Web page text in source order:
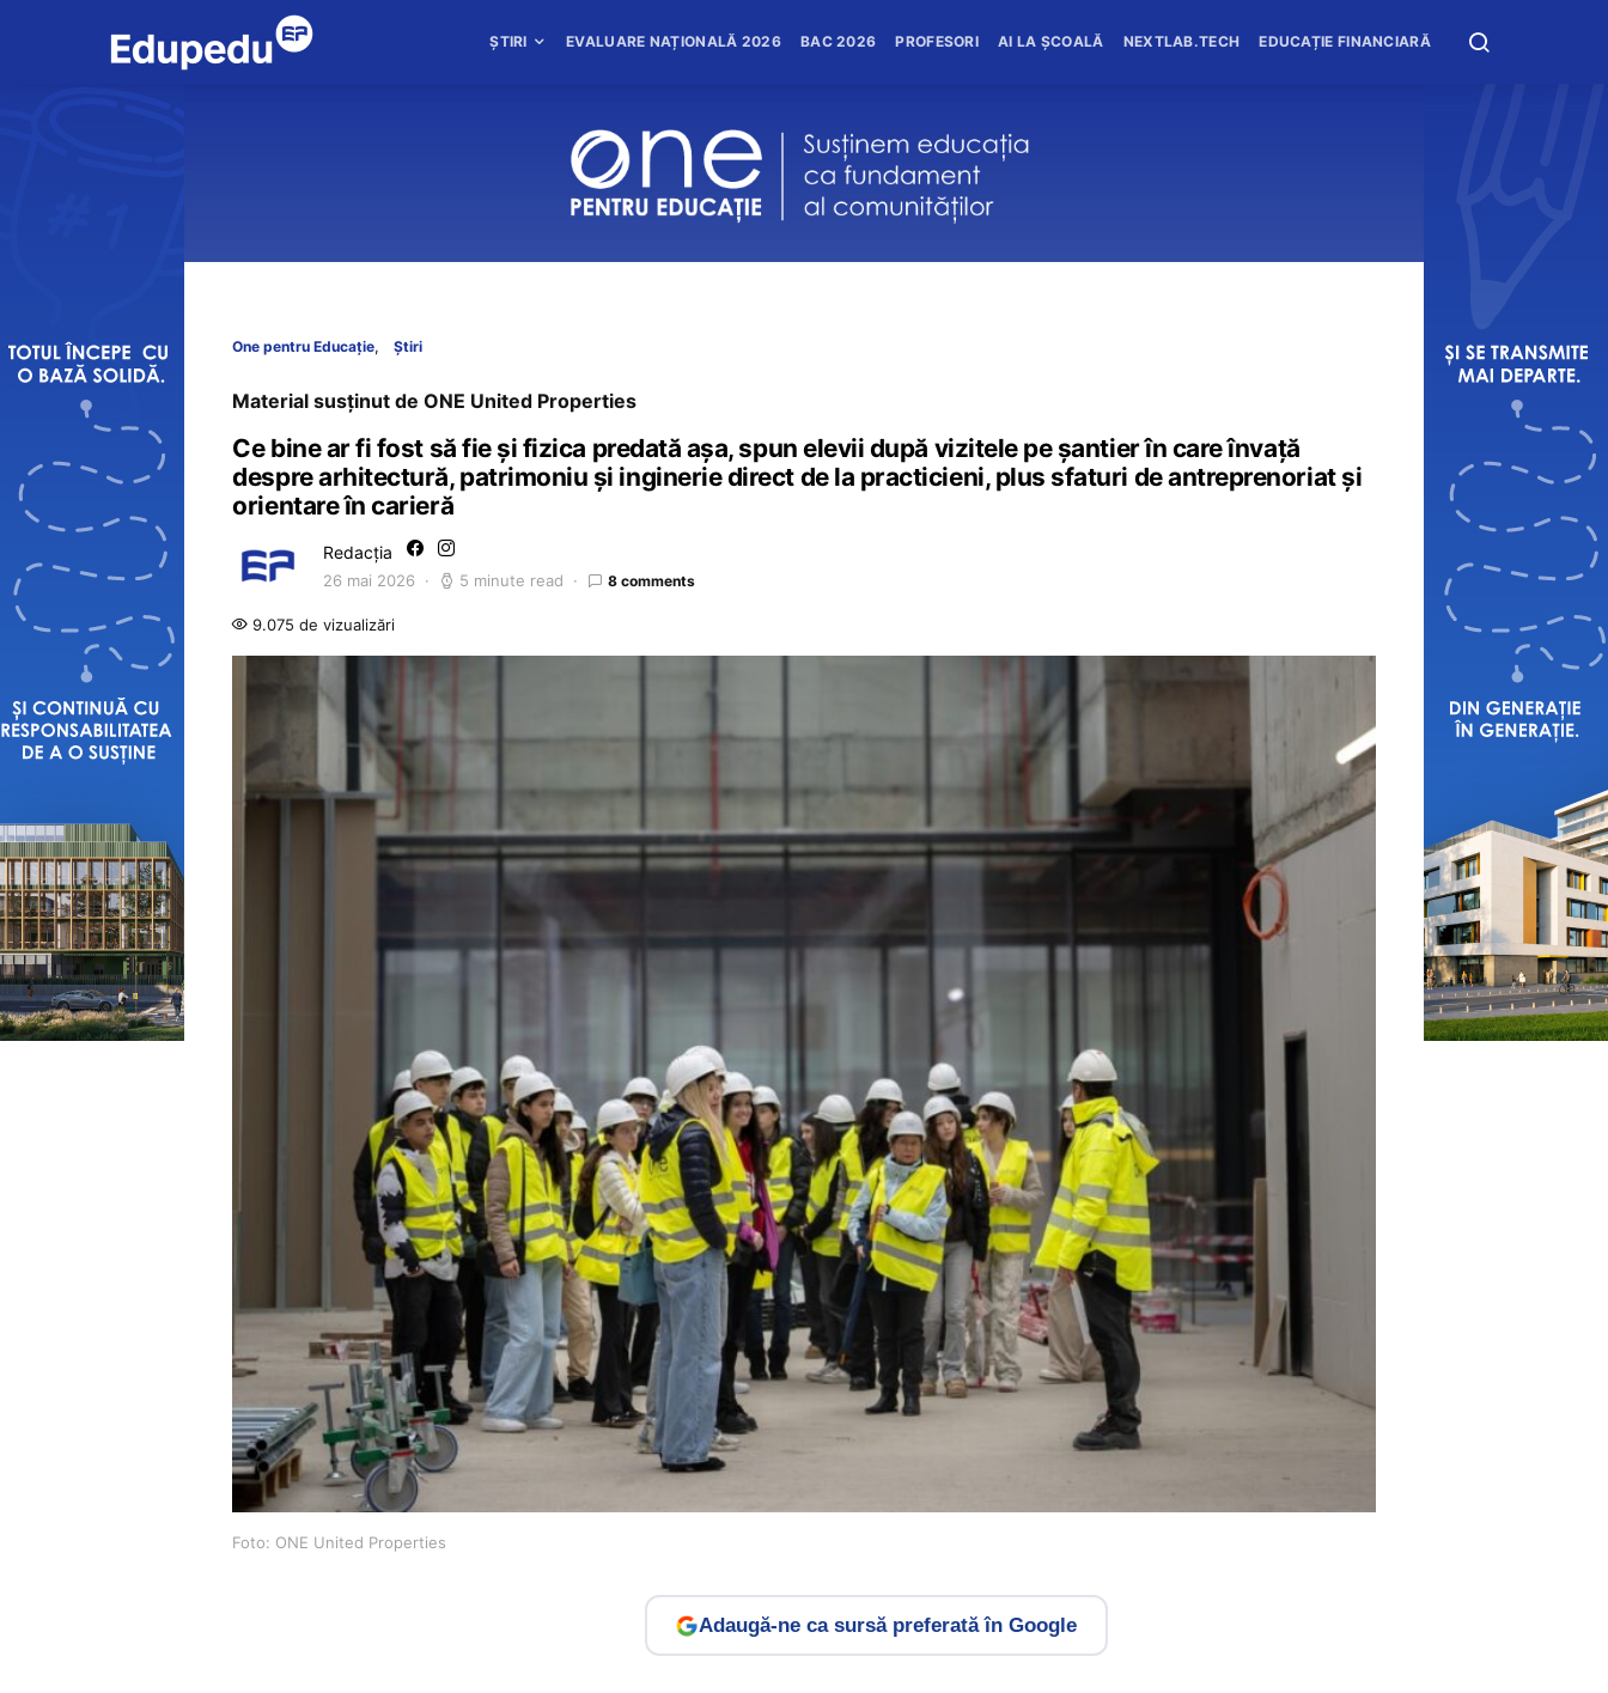
ȘTIRI EVALUARE NAȚIONALĂ 2026 BAC 2026 PROFESORI AI LA ȘCOALĂ NEXTLAB.TECH EDUCAȚIE FINANCIARĂ
One pentru Educație Știri
Material susținut de ONE United Properties
Ce bine ar fi fost să fie și fizica predată așa, spun elevii după vizitele pe șantier în care învață
despre arhitectură, patrimoniu și inginerie direct de la practicieni, plus sfaturi de antreprenoriat și
orientare în carieră
Redacția
26 mai 2026 5 minute read 8 comments
9.075 de vizualizări
Foto: ONE United Properties
Adaugă-ne ca sursă preferată în Google